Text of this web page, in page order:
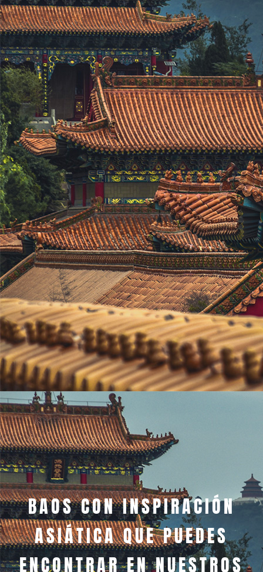
BAOS CON INSPIRACIÓN
ASIÁTICA QUE PUEDES
ENCONTRAR EN NUESTROS